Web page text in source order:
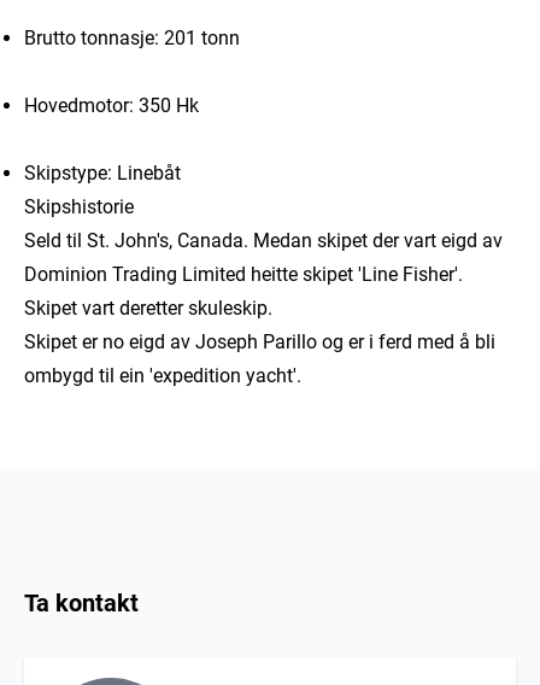
Brutto tonnasje: 201 tonn
Hovedmotor: 350 Hk
Skipstype: Linebåt
Skipshistorie
Seld til St. John's, Canada. Medan skipet der vart eigd av
Dominion Trading Limited heitte skipet 'Line Fisher'.
Skipet vart deretter skuleskip.
Skipet er no eigd av Joseph Parillo og er i ferd med å bli
ombygd til ein 'expedition yacht'.
Ta kontakt